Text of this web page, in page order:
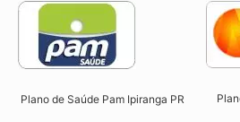
Plano de Saúde Pam Ipiranga PR​